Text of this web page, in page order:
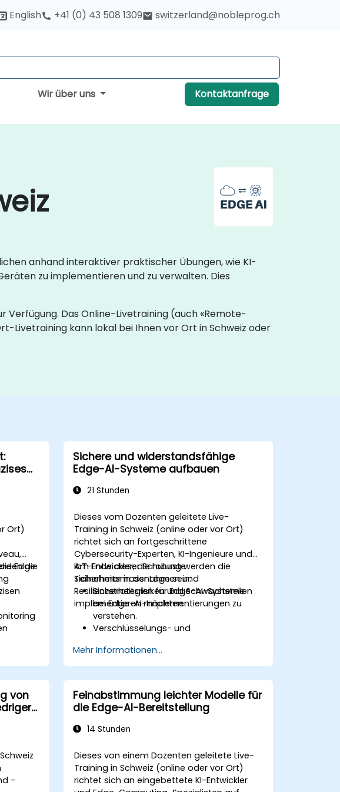
English +41 (0) 43 508 1309 switzerland@nobleprog.ch
Wir über uns Kontaktanfrage
anhand interaktiver praktischer Übungen, wie KI-
zu implementieren und zu verwalten. Dies
Verfügung. Das Online-Livetraining (auch «Remote-
Livetraining kann lokal bei Ihnen vor Ort in Schweiz oder
Ort)
Edge
die
durch
Sichere und widerstandsfähige
Edge-AI-Systeme aufbauen
21 Stunden
Dieses vom Dozenten geleitete Live-
Training in Schweiz (online oder vor Ort)
richtet sich an fortgeschrittene
Cybersecurity-Experten, KI-Ingenieure und
IoT-Entwickler, die robuste
Sicherheitsmassnahmen und
Resilienzstrategien für Edge-AI-Systeme
implementieren möchten.
Am Ende dieser Schulung werden die
Teilnehmer in der Lage sein:
Sicherheitsrisiken und Schwachstellen
bei Edge-AI-Implementierungen zu
verstehen.
Verschlüsselungs- und
der Daten einzusetzen.
Widerstandsfähige Edge-AI-
Architekturen zu entwerfen, die
Cyberbedrohungen standhalten
können.
Sichere Strategien für die KI-
Modellbereitstellung in Edge-
Mehr Informationen...
von
-
Feinabstimmung leichter Modelle für
die Edge-AI-Bereitstellung
14 Stunden
Dieses von einem Dozenten geleitete Live-
Training in Schweiz (online oder vor Ort)
richtet sich an eingebettete KI-Entwickler